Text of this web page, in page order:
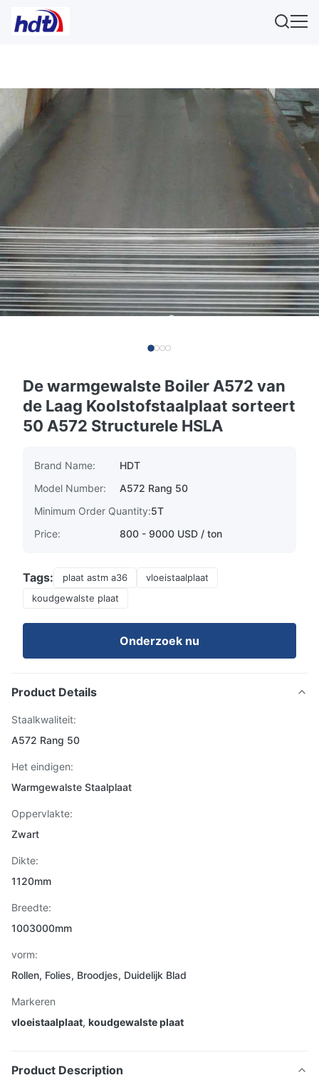
De warmgewalste Boiler A572 van
de Laag Koolstofstaalplaat sorteert
50 A572 Structurele HSLA
Brand Name:
HDT
Model Number:
A572 Rang 50
Minimum Order Quantity:5T
Price:
800 - 9000 USD / ton
Tags: plaat astm a36
vloeistaalplaat
koudgewalste plaat
Onderzoek nu
Product Details
Staalkwaliteit:
A572 Rang 50
Het eindigen:
Warmgewalste Staalplaat
Oppervlakte:
Zwart
Dikte:
1120mm
Breedte:
1003000mm
vorm:
Rollen, Folies, Broodjes, Duidelijk Blad
Markeren
vloeistaalplaat, koudgewalste plaat
Product Description